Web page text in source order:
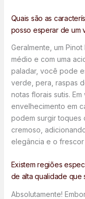
Quais são as
posso esperar de um
Geralmente, um
médio e com uma
paladar, você pode
verde, pera, raspas
notas florais sutis.
envelhecimento em
podem surgir toques
cremoso,
elegância e o
Existem regiões
de alta qualidade que
Absolutamente!